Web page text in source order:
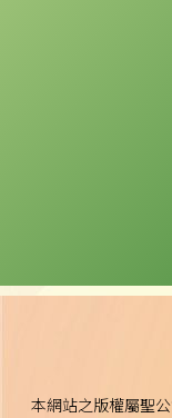
本網站之版權屬聖